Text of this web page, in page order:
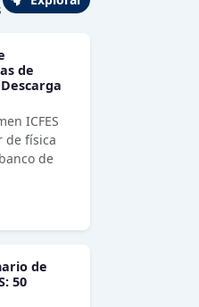
de
ICFES
de física
de
de
50